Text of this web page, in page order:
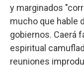
y marginados
mucho que hable
gobiernos. Caerá
espiritual
reuniones